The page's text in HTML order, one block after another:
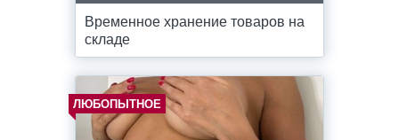
Временное хранение товаров на
складе
ЛЮБОПЫТНОЕ